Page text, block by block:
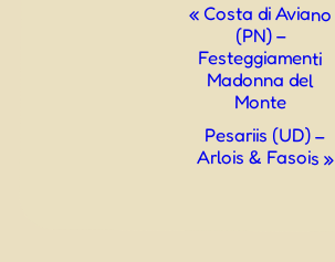
« Costa di Aviano
(PN) –
Festeggiamenti
Madonna del
Monte
Pesariis (UD) –
Arlois & Fasois »